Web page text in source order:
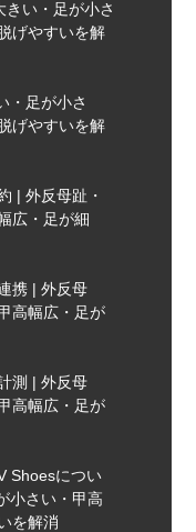
い・足が小さ
げやすいを解
・足が小さ
げやすいを解
| 外反母趾・
広・足が細
携 | 外反母
高幅広・足が
測 | 外反母
高幅広・足が
Shoesについ
小さい・甲高
を解消